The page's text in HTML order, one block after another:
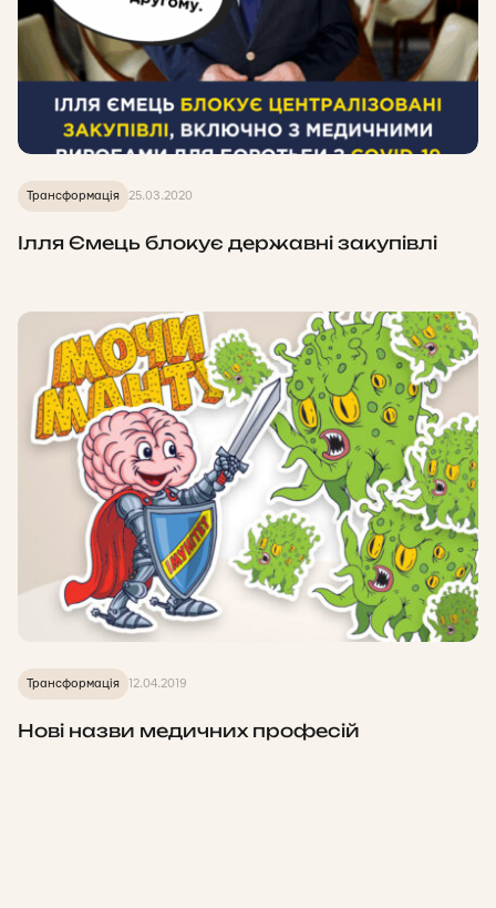
Трансформація 25.03.2020
Ілля Ємець блокує державні закупівлі
Трансформація 12.04.2019
Нові назви медичних професій